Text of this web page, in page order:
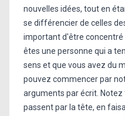
nouvelles idées, tout en
se différencier de celles
important d'être concentré
êtes une personne qui a
sens et que vous avez du
pouvez commencer par
arguments par écrit. Notez
passent par la tête, en